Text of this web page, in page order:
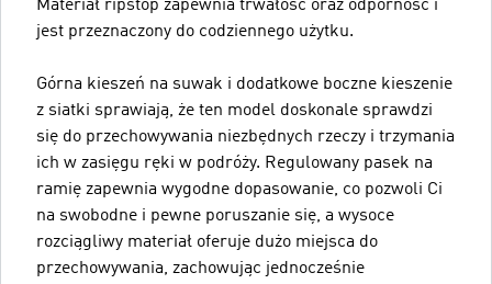
Materiał ripstop zapewnia trwałość oraz odporność i
jest przeznaczony do codziennego użytku.
Górna kieszeń na suwak i dodatkowe boczne kieszenie
z siatki sprawiają, że ten model doskonale sprawdzi
się do przechowywania niezbędnych rzeczy i trzymania
ich w zasięgu ręki w podróży. Regulowany pasek na
ramię zapewnia wygodne dopasowanie, co pozwoli Ci
na swobodne i pewne poruszanie się, a wysoce
rozciągliwy materiał oferuje dużo miejsca do
przechowywania, zachowując jednocześnie